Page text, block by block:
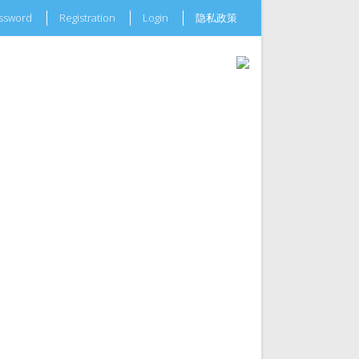
Registration Login 隐私政策